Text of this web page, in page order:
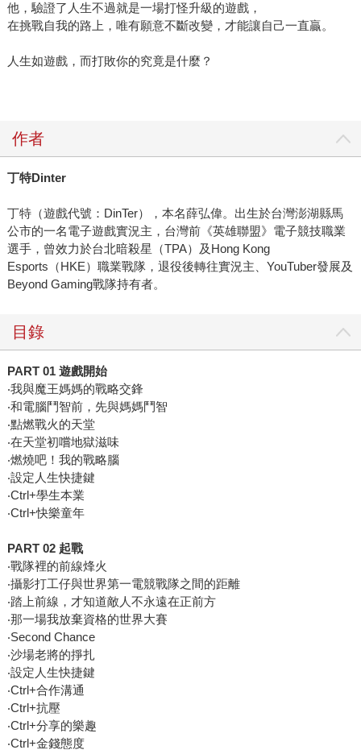
他，驗證了人生不過就是一場打怪升級的遊戲，
在挑戰自我的路上，唯有願意不斷改變，才能讓自己一直贏。
人生如遊戲，而打敗你的究竟是什麼？
作者
丁特Dinter
丁特（遊戲代號：DinTer），本名薛弘偉。出生於台灣澎湖縣馬
公市的一名電子遊戲實況主，台灣前《英雄聯盟》電子競技職業
選手，曾效力於台北暗殺星（TPA）及Hong Kong
Esports（HKE）職業戰隊，退役後轉往實況主、YouTuber發展及
Beyond Gaming戰隊持有者。
目錄
PART 01 遊戲開始
‧我與魔王媽媽的戰略交鋒
‧和電腦鬥智前，先與媽媽鬥智
‧點燃戰火的天堂
‧在天堂初嚐地獄滋味
‧燃燒吧！我的戰略腦
‧設定人生快捷鍵
‧Ctrl+學生本業
‧Ctrl+快樂童年
PART 02 起戰
‧戰隊裡的前線烽火
‧攝影打工仔與世界第一電競戰隊之間的距離
‧踏上前線，才知道敵人不永遠在正前方
‧那一場我放棄資格的世界大賽
‧Second Chance
‧沙場老將的掙扎
‧設定人生快捷鍵
‧Ctrl+合作溝通
‧Ctrl+抗壓
‧Ctrl+分享的樂趣
‧Ctrl+金錢態度